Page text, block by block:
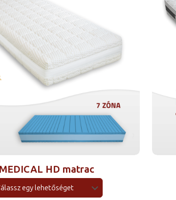
MEDICAL HD matrac